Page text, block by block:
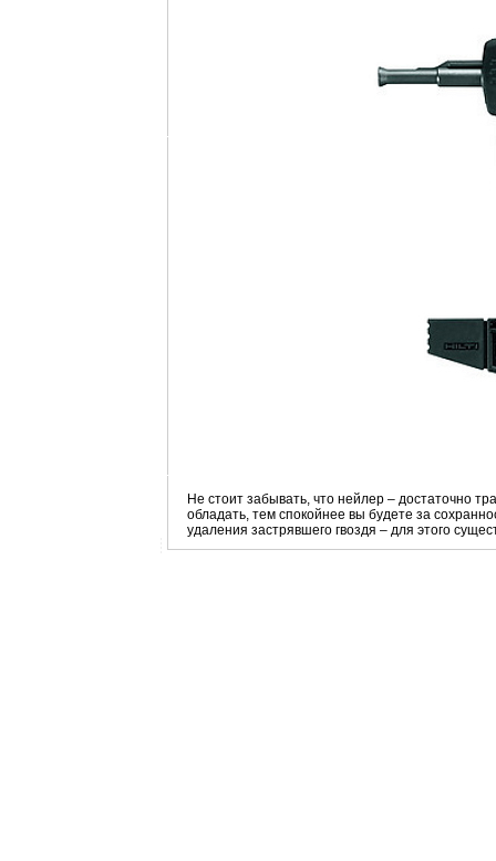
Не стоит забывать, что нейлер – достаточно
обладать, тем спокойнее вы будете за
удаления застрявшего гвоздя – для этого